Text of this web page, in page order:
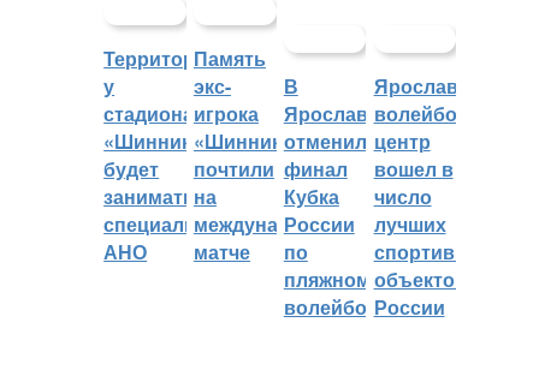
Территорией
у
стадиона
«Шинник»
будет
заниматься
специальное
АНО
Память
экс-
игрока
«Шинника»
почтили
на
международном
матче
В
Ярославле
отменили
финал
Кубка
России
по
пляжному
волейболу
Ярославский
волейбольный
центр
вошел в
число
лучших
спортивных
объектов
России